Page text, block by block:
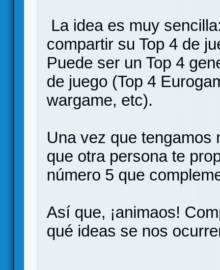
La idea es muy
compartir su Top 4 de
Puede ser un Top 4
de juego (Top 4
wargame, etc).
Una vez que tengamos
que otra persona te
número 5 que
Así que, ¡animaos!
qué ideas se nos